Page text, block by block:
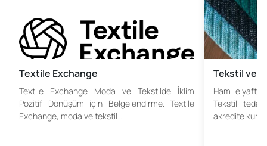
Textile Exchange
Textile Exchange Moda ve Tekstilde İklim
Pozitif Dönüşüm için Belgelendirme. Textile
Exchange, moda ve tekstil…
Tekstil ve
Ham
Tekstil
akredite